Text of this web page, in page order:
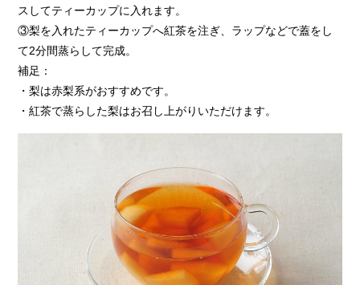
スしてティーカップに入れます。
③梨を入れたティーカップへ紅茶を注ぎ、ラップなどで蓋をし
て2分間蒸らして完成。
補足：
・梨は赤梨系がおすすめです。
・紅茶で蒸らした梨はお召し上がりいただけます。